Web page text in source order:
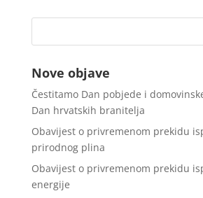
Nove objave
Čestitamo Dan pobjede i
Dan hrvatskih branitelja
Obavijest o privremenom prekidu
prirodnog plina
Obavijest o privremenom prekidu
energije